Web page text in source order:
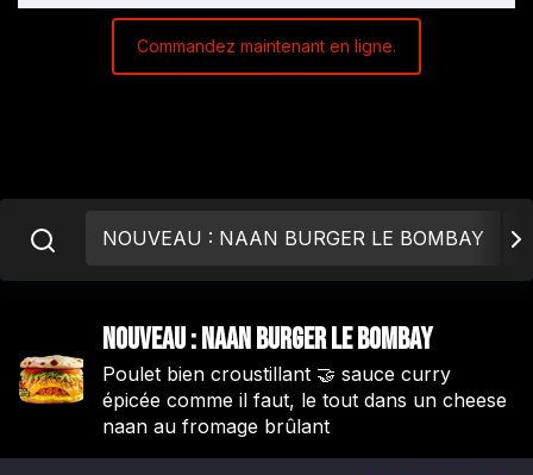
Commandez maintenant en ligne.
NOUVEAU : NAAN BURGER LE BOMBAY
NOUVEAU : NAAN BURGER LE BOMBAY
Poulet bien croustillant 🤝 sauce curry
épicée comme il faut, le tout dans un cheese
naan au fromage brûlant